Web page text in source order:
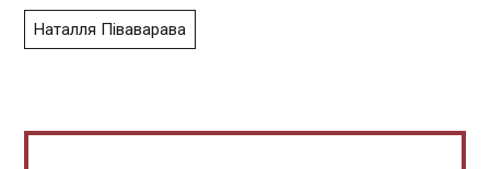
Наталля Піваварава